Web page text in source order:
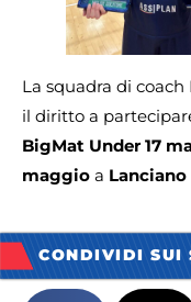
La squadra di
il diritto a
BigMat Under 17
maggio a Lanciano
CONDIVIDI SUI